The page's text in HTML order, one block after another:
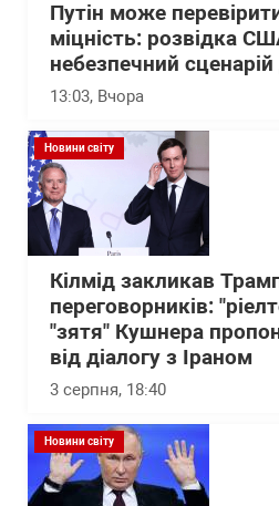
Путін може
міцність: розвідка
небезпечний
13:03, Вчора
Новини світу
Кілмід закликав
переговорників:
"зятя" Кушнера
від діалогу з Іраном
3 серпня, 18:40
Новини світу